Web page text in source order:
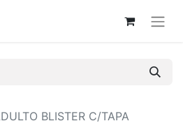
BLISTER C/TAPA